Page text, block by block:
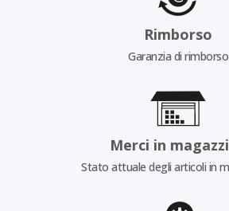
Rimborso
Garanzia di rimborso
Merci in
Stato attuale degli articoli in